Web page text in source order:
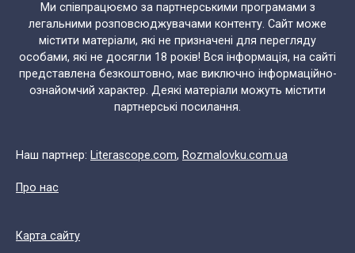
Ми співпрацюємо за партнерськими програмами з
легальними розповсюджувачами контенту. Сайт може
містити матеріали, які не призначені для перегляду
особами, які не досягли 18 років! Вся інформація, на сайті
представлена безкоштовно, має виключно інформаційно-
ознайомчий характер. Деякі матеріали можуть містити
партнерські посилання.
Наш партнер: Literascope.com, Rozmalovku.com.ua
Про нас
Карта сайту